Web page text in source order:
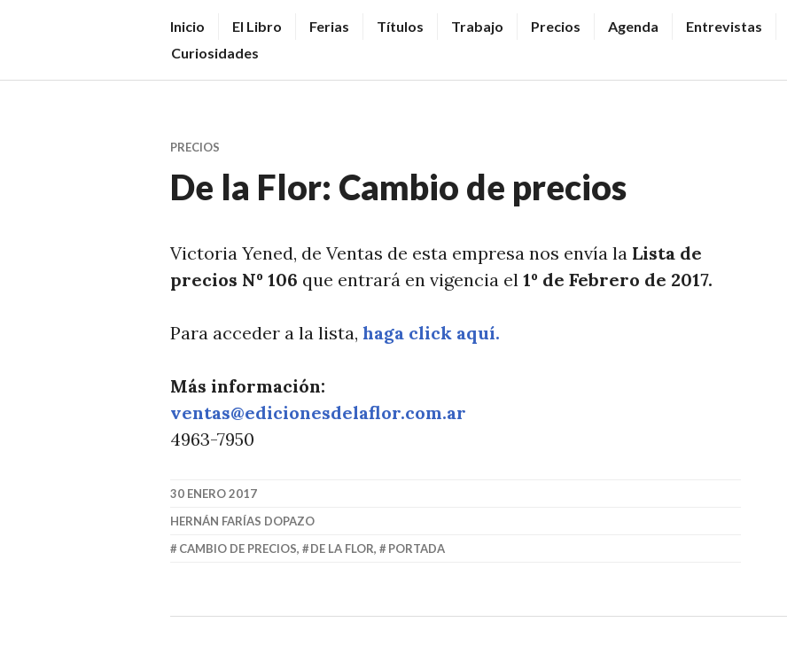
V
E
N
+
R
O
N
T
I
C
A
S
Inicio El Libro Ferias Títulos Trabajo Precios Agenda Entrevistas
Curiosidades
PRECIOS
De la Flor: Cambio de precios
Victoria Yened, de Ventas de esta empresa nos envía la Lista de
precios Nº 106 que entrará en vigencia el 1º de Febrero de 2017.
Para acceder a la lista, haga click aquí.
Más información:
ventas@edicionesdelaflor.com.ar
4963-7950
30 ENERO 2017
HERNÁN FARÍAS DOPAZO
CAMBIO DE PRECIOS, DE LA FLOR, PORTADA